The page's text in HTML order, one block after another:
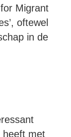
Migrant
oftewel
in de
heeft met